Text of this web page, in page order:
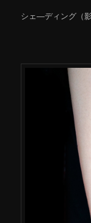
シェ―ディング（